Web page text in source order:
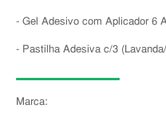
- Gel Adesivo com Aplicador 6
- Pastilha Adesiva c/3
Marca: